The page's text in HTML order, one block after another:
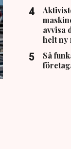
avvisa
helt ny
Så